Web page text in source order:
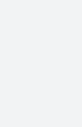
или
замена
профилактика,
под
владельцу с
у клиента